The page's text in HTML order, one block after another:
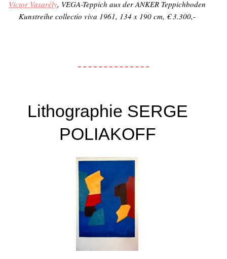
Victor Vasarély, VEGA-Teppich aus der ANKER Teppichboden
Kunstreihecollectio viva 1961, 134 x 190 cm, € 3.300,-
Lithographie SERGE
POLIAKOFF